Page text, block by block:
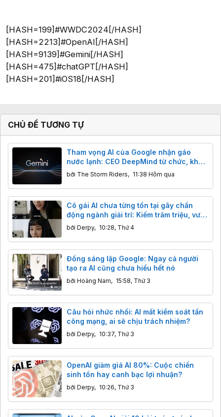
[HASH=199]#WWDC2024[/HASH]
[HASH=2213]#OpenAI[/HASH]
[HASH=9139]#Gemini[/HASH]
[HASH=475]#chatGPT[/HASH]
[HASH=201]#iOS18[/HASH]
CHỦ ĐỀ TƯƠNG TỰ
Tham vọng AI của Google nhận gáo
nước lạnh: CEO DeepMind từ chức, khả
năng lập trình của Gemini bị Claude,
bởi The Storm Riders, 11:38 Hôm qua
Cô gái AI chưa từng tồn tại gây chấn
động ngành giải trí: Kiếm trăm triệu, vượt
mặt sao thật
bởi Derpy, 10:28, Thứ 4
Đồng sáng lập Google: Ngay cả người
tạo ra AI cũng chưa hiểu hết nó
bởi Hoàng Nam, 15:58, Thứ 3
Câu hỏi nhức nhối: AI mất kiểm soát tấn
công mạng, ai sẽ chịu trách nhiệm?
bởi Derpy, 10:37, Thứ 3
OpenAI giảm giá AI 80%: Cuộc chiến
sinh tồn hay canh bạc lợi nhuận?
bởi Derpy, 10:26, Thứ 3